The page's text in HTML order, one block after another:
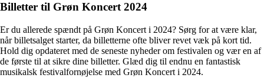
Billetter til Grøn Koncert 2024
Er du allerede spændt på Grøn Koncert i 2024? Sørg for at være klar,
når billetsalget starter, da billetterne ofte bliver revet væk på kort tid.
Hold dig opdateret med de seneste nyheder om festivalen og vær en af
de første til at sikre dine billetter. Glæd dig til endnu en fantastisk
musikalsk festivalfornøjelse med Grøn Koncert i 2024.